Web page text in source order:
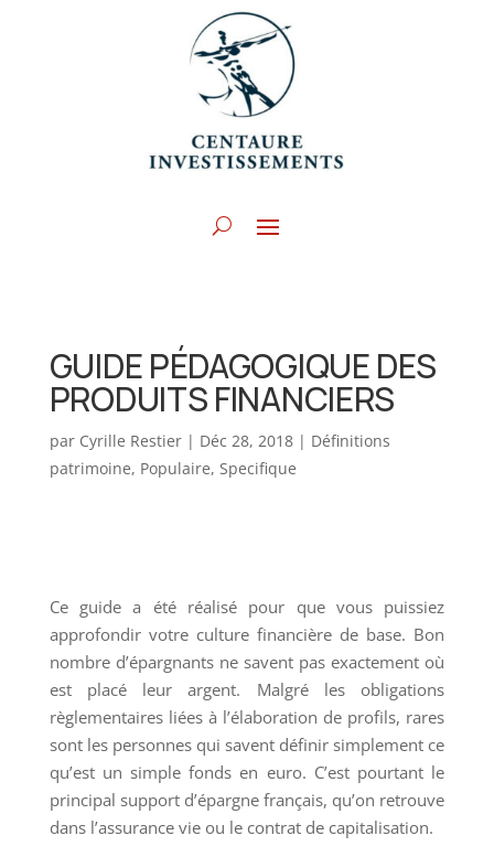
GUIDE PÉDAGOGIQUE DES
PRODUITS FINANCIERS
par Cyrille Restier| Déc 28, 2018| Définitions
patrimoine, Populaire, Specifique
Ce guide a été réalisé pour que vous puissiez
approfondir votre culture financière de base. Bon
nombre d’épargnants ne savent pas exactement où
est placé leur argent. Malgré les obligations
règlementaires liées à l’élaboration de profils, rares
sont les personnes qui savent définir simplement ce
qu’est un simple fonds en euro. C’est pourtant le
principal support d’épargne français, qu’on retrouve
dans l’assurance vie ou le contrat de capitalisation.